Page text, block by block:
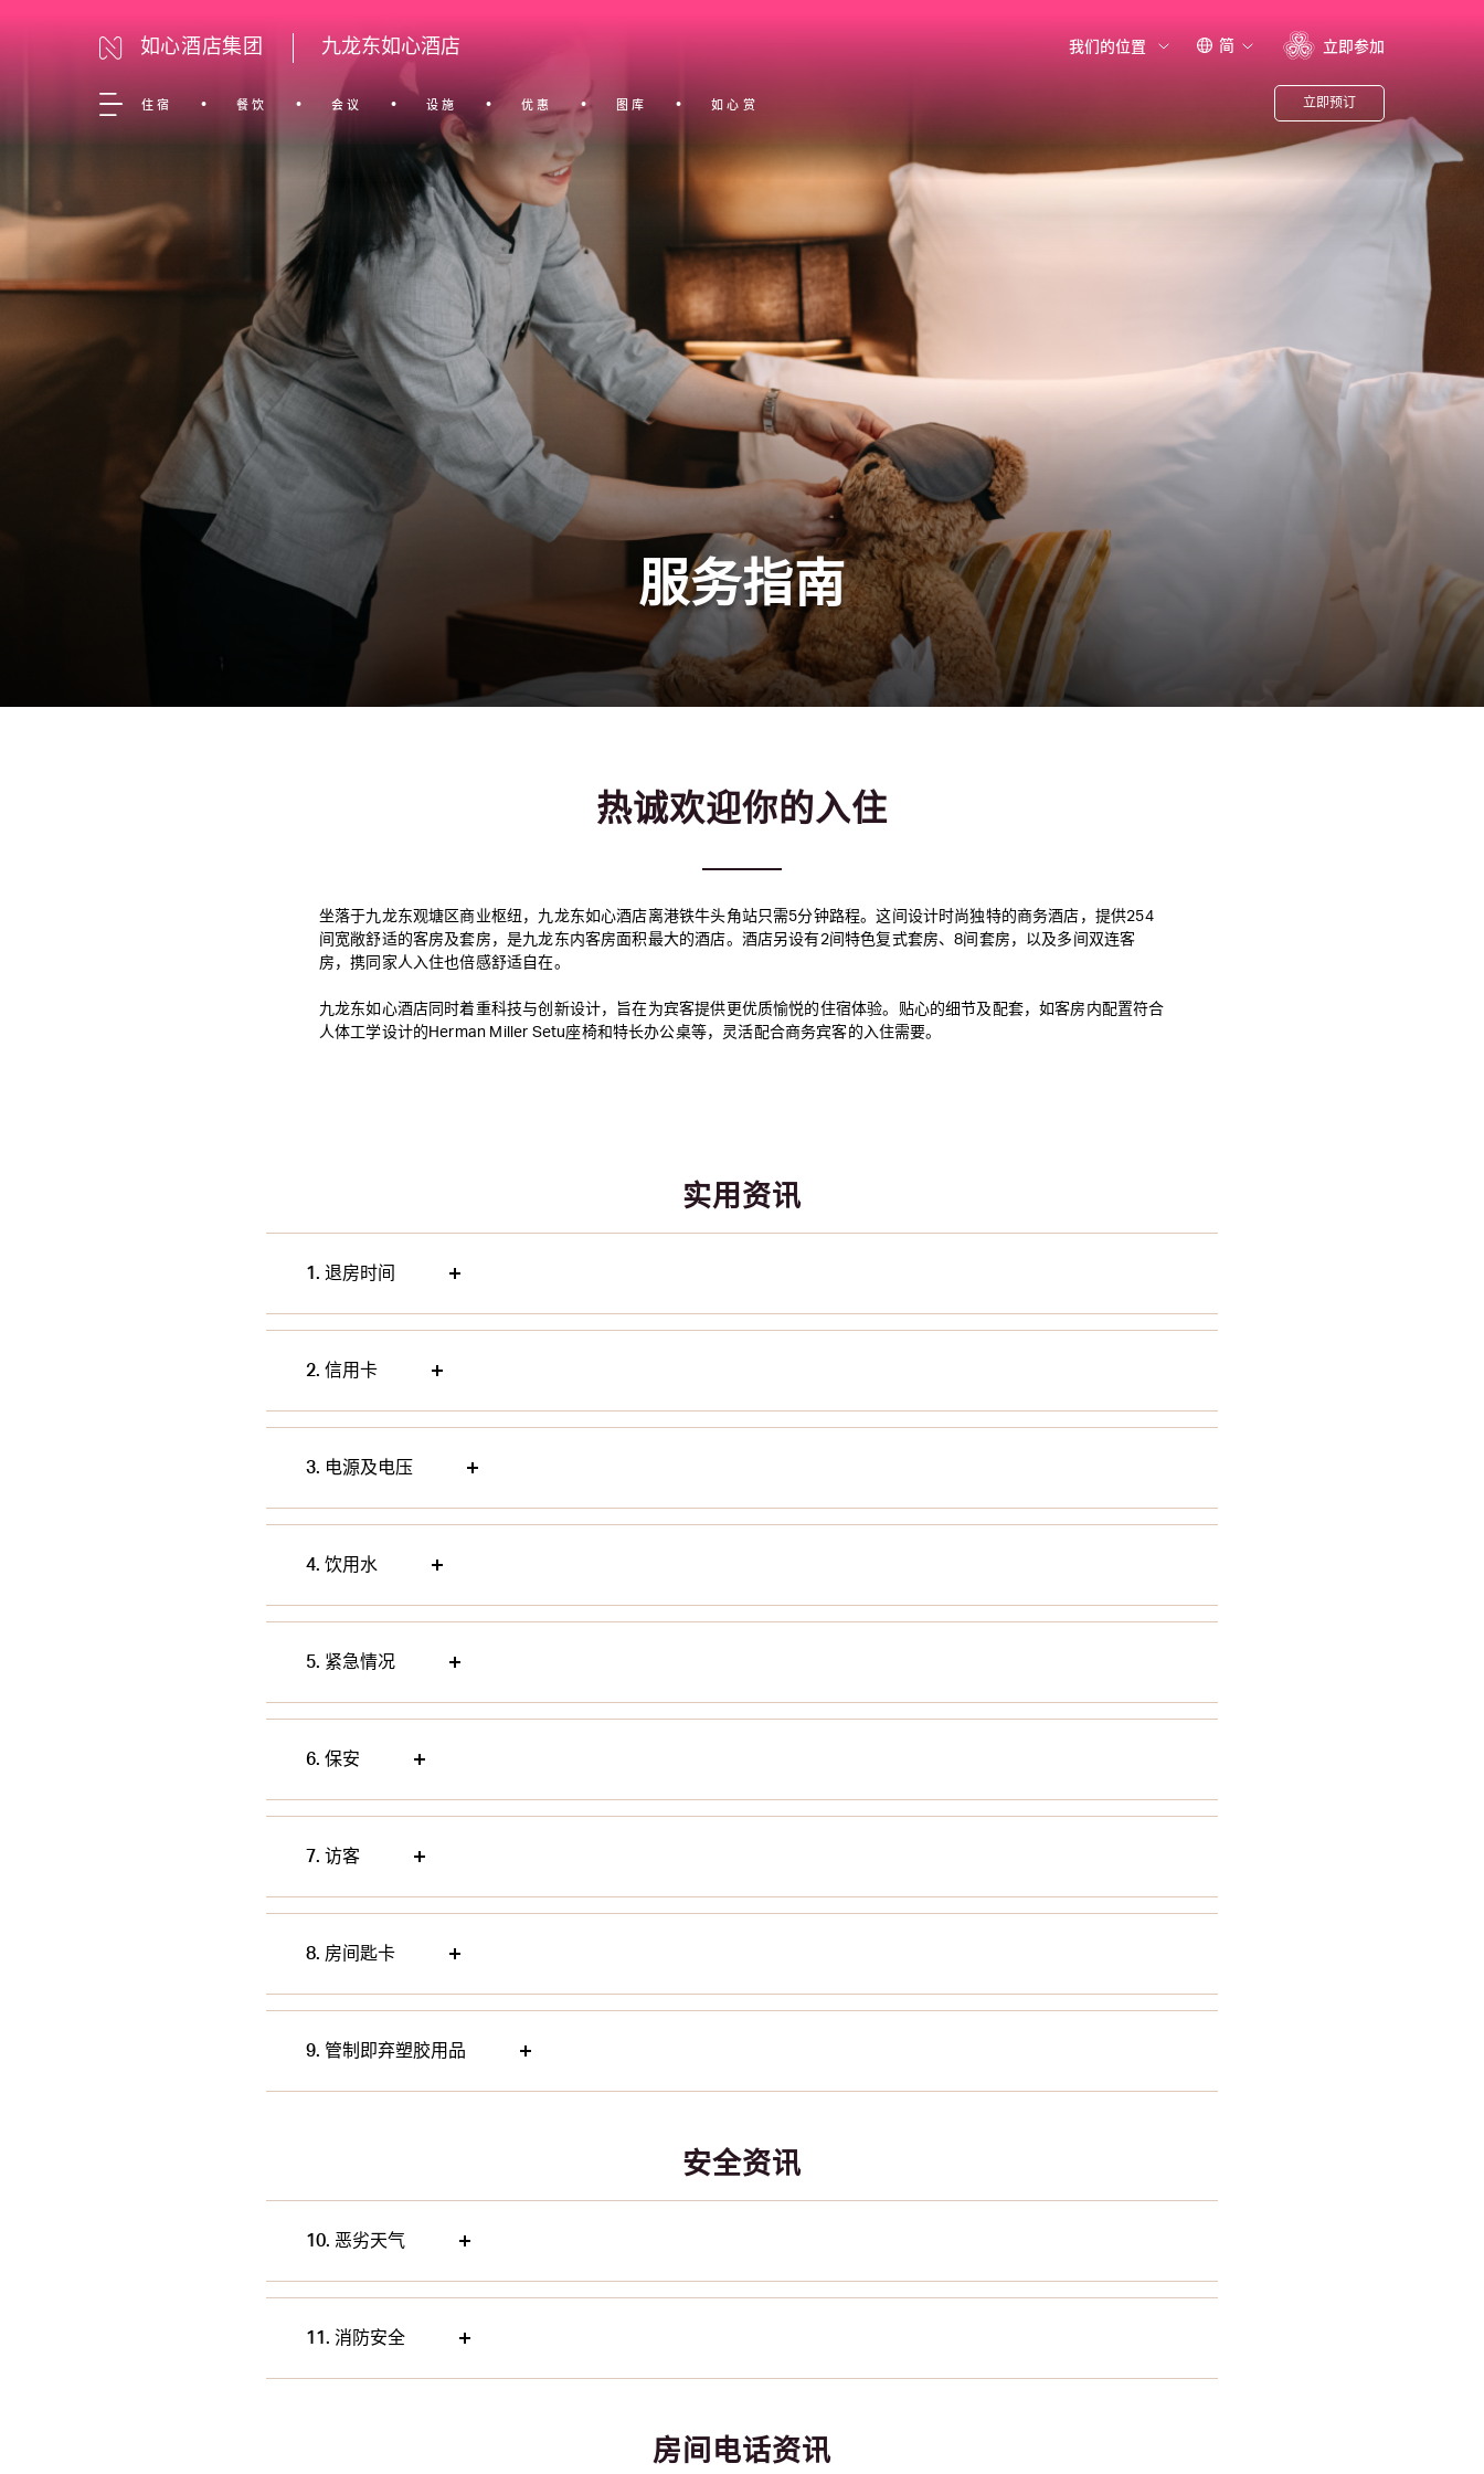
如心酒店集团 九龙东如心酒店 我们的位置 简 立即参加
立即预订
住宿 餐饮 会议 设施 优惠 图库 如心赏
服务指南
热诚欢迎你的入住
坐落于九龙东观塘区商业枢纽，九龙东如心酒店离港铁牛头角站只需5分钟路程。这间设计时尚独特的商务酒店，提供254
间宽敞舒适的客房及套房，是九龙东内客房面积最大的酒店。酒店另设有2间特色复式套房、8间套房，以及多间双连客
房，携同家人入住也倍感舒适自在。
九龙东如心酒店同时着重科技与创新设计，旨在为宾客提供更优质愉悦的住宿体验。贴心的细节及配套，如客房内配置符合
人体工学设计的Herman Miller Setu座椅和特长办公桌等，灵活配合商务宾客的入住需要。
实用资讯
1. 退房时间
2. 信用卡
3. 电源及电压
4. 饮用水
5. 紧急情况
6. 保安
7. 访客
8. 房间匙卡
9. 管制即弃塑胶用品
安全资讯
10. 恶劣天气
11. 消防安全
房间电话资讯